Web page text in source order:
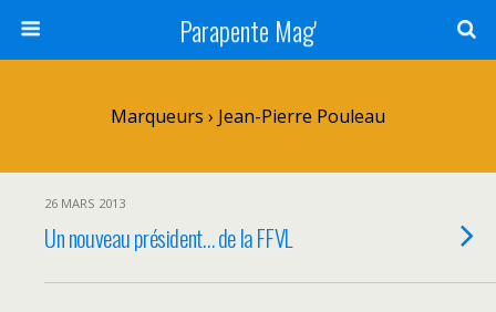
Parapente Mag'
Marqueurs › Jean-Pierre Pouleau
26 MARS 2013
Un nouveau président… de la FFVL